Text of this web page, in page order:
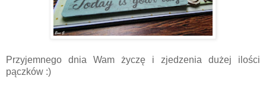
Przyjemnego dnia Wam życzę i zjedzenia dużej ilości
pączków :)